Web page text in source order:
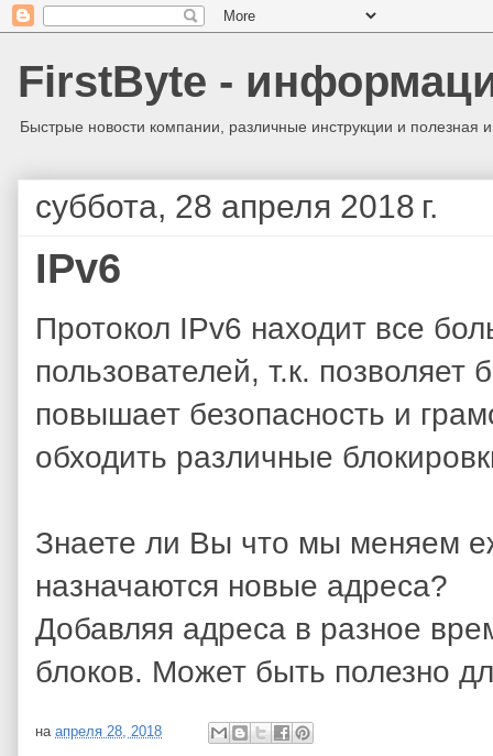
FirstByte -
Быстрые новости компании, различные инструкции и полезная
суббота, 28 апреля 2018 г.
IPv6
Протокол IPv6 находит все
пользователей, т.к. позволяет
повышает безопасность и
обходить различные
Знаете ли Вы что мы меняем
назначаются новые адреса?
Добавляя адреса в разное
блоков. Может быть полезно
на апреля 28, 2018